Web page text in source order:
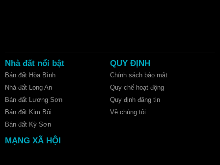
Nhà đất nổi bật
Bán đất Hòa Bình
Nhà đất Long An
Bán đất Lương Sơn
Bán đất Kim Bôi
Bán đất Kỳ Sơn
QUY ĐỊNH
Chính sách bảo mật
Quy chế hoạt động
Quy định đăng tin
Về chúng tôi
MẠNG XÃ HỘI